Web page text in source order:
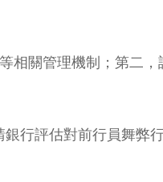
相關管理機制；第二
行評估對前行員舞弊